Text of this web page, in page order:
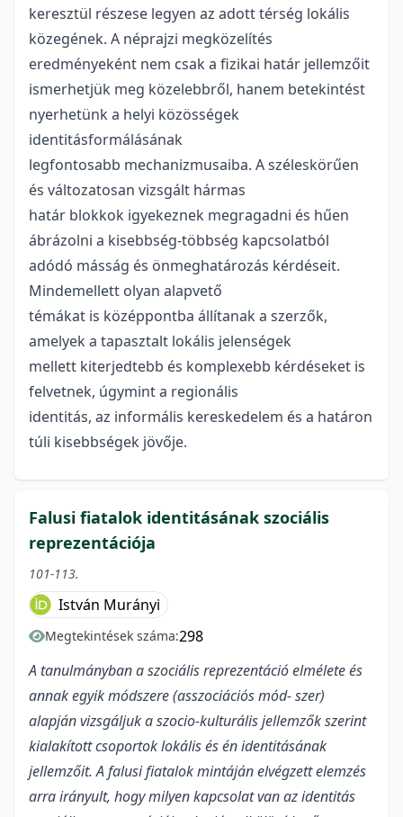
keresztül részese legyen az adott térség lokális
közegének. A néprajzi megközelítés
eredményeként nem csak a fizikai határ jellemzőit
ismerhetjük meg közelebbről, hanem betekintést
nyerhetünk a helyi közösségek
identitásformálásának
legfontosabb mechanizmusaiba. A széleskörűen
és változatosan vizsgált hármas
határ blokkok igyekeznek megragadni és hűen
ábrázolni a kisebbség-többség kapcsolatból
adódó másság és önmeghatározás kérdéseit.
Mindemellett olyan alapvető
témákat is középpontba állítanak a szerzők,
amelyek a tapasztalt lokális jelenségek
mellett kiterjedtebb és komplexebb kérdéseket is
felvetnek, úgymint a regionális
identitás, az informális kereskedelem és a határon
túli kisebbségek jövője.
Falusi fiatalok identitásának szociális
reprezentációja
101-113.
István Murányi
Megtekintések száma:298
A tanulmányban a szociális reprezentáció elmélete és
annak egyik módszere (asszociációs mód- szer)
alapján vizsgáljuk a szocio-kulturális jellemzők szerint
kialakított csoportok lokális és én identitásának
jellemzőit. A falusi fiatalok mintáján elvégzett elemzés
arra irányult, hogy milyen kapcsolat van az identitás